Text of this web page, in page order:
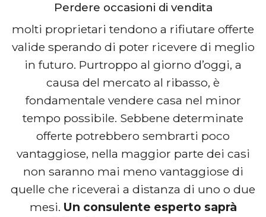
Perdere occasioni di vendita
molti proprietari tendono a rifiutare offerte
valide sperando di poter ricevere di meglio
in futuro. Purtroppo al giorno d’oggi, a
causa del mercato al ribasso, è
fondamentale vendere casa nel minor
tempo possibile. Sebbene determinate
offerte potrebbero sembrarti poco
vantaggiose, nella maggior parte dei casi
non saranno mai meno vantaggiose di
quelle che riceverai a distanza di uno o due
mesi. Un consulente esperto saprà